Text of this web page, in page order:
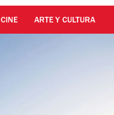
CINE ARTE Y CULTURA